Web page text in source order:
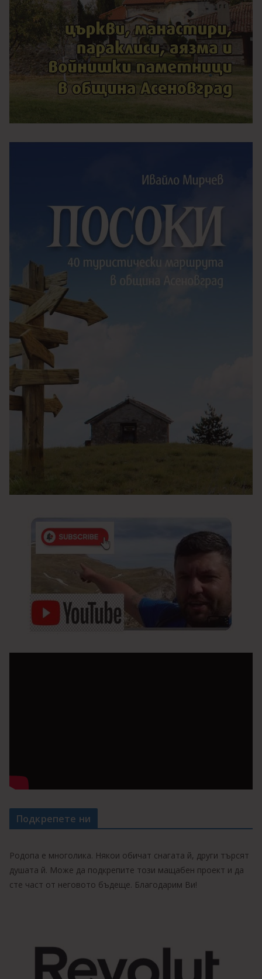
Подкрепете ни
Родопа е многолика. Някои обичат снагата й, други търсят
душата й. Може да подкрепите този мащабен проект и да
сте част от неговото бъдеще. Благодарим Ви!